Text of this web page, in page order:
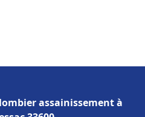
assainissement à